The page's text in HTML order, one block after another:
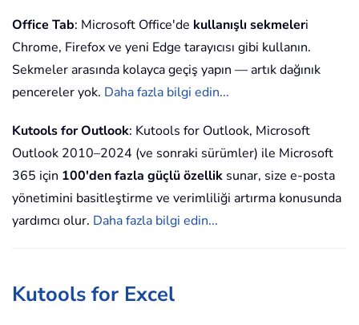
Office Tab: Microsoft Office'de kullanışlı sekmeleri
Chrome, Firefox ve yeni Edge tarayıcısı gibi kullanın.
Sekmeler arasında kolayca geçiş yapın — artık dağınık
pencereler yok. Daha fazla bilgi edin...
Kutools for Outlook: Kutools for Outlook, Microsoft
Outlook 2010–2024 (ve sonraki sürümler) ile Microsoft
365 için 100'den fazla güçlü özellik sunar, size e-posta
yönetimini basitleştirme ve verimliliği artırma konusunda
yardımcı olur. Daha fazla bilgi edin...
Kutools for Excel